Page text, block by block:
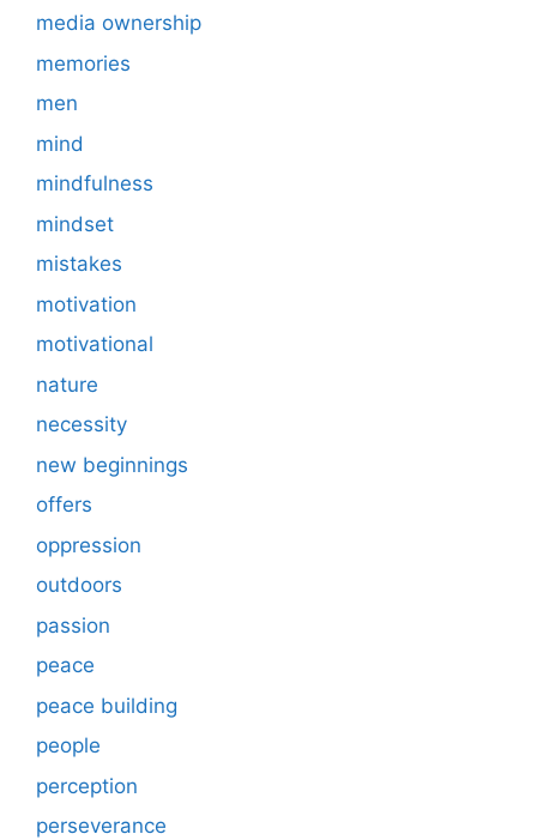
media ownership
memories
men
mind
mindfulness
mindset
mistakes
motivation
motivational
nature
necessity
new beginnings
offers
oppression
outdoors
passion
peace
peace building
people
perception
perseverance